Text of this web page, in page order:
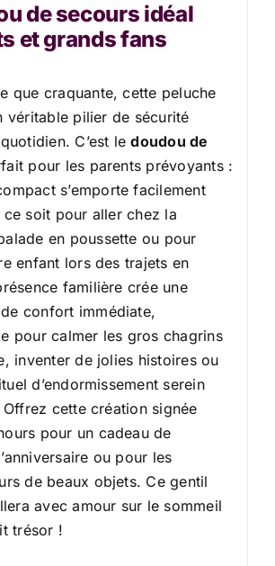
de secours idéal
et grands fans
que craquante, cette peluche
véritable pilier de sécurité
C’est ledoudou de
pour les parents prévoyants :
s’emporte facilement
soit pour aller chez la
en poussette ou pour
enfant lors des trajets en
familière crée une
confort immédiate,
pour calmer les gros chagrins
inventer de jolies histoires ou
d’endormissement serein
cette création signée
pour un cadeau de
ou pour les
de beaux objets. Ce gentil
avec amour sur le sommeil
trésor !